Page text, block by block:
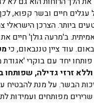
חיים ובשר קפוא,
ביותר. הצרכן הישראלי
ב'מרעה גולן' חיים
עוד ציין טננבאום, כי
יחד עם בוקרי 'אגודת
זרזי גדילה,
הבשר. על מנת להבטיח
שרירים מפותחים ועמידות